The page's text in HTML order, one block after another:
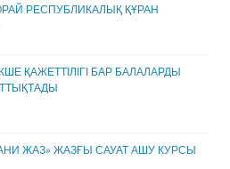
РЕСПУБЛИКАЛЫҚ ҚҰРАН
ҚАЖЕТТІЛІГІ БАР БАЛАЛАРДЫ
ЖАЗ» ЖАЗҒЫ САУАТ АШУ КУРСЫ